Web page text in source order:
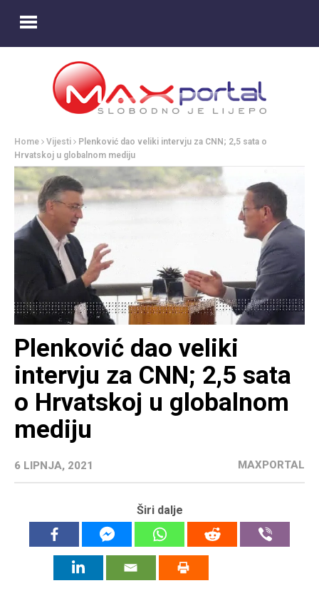
Home Vijesti
Plenković dao veliki intervju za CNN; 2,5 sata o
Hrvatskoj u globalnom mediju
Plenković dao veliki
intervju za CNN; 2,5 sata
o Hrvatskoj u globalnom
mediju
6 LIPNJA, 2021 MAXPORTAL
Širi dalje